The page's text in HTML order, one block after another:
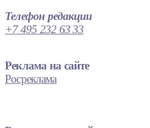
Телефон редакции
+7 495 232 63 33
Реклама на сайте
Росреклама